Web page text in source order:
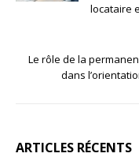
locataire
Le rôle de la
dans
ARTICLES RÉCENTS